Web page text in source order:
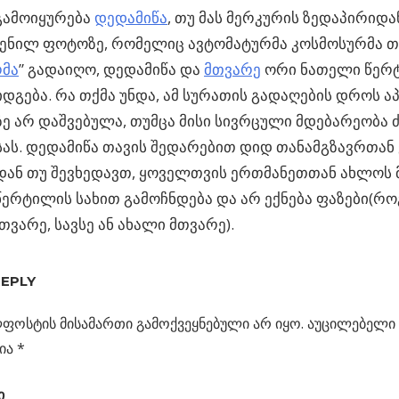
დედამიწა, თუ მას მერკურის
ფოტოზე, რომელიც ავტომატურმა კოსმოსურმა
” გადაიღო, დედამიწა და მთვარე ორი ნათელი
რა თქმა უნდა, ამ სურათის გადაღების დროს
არ დაშვებულა, თუმცა მისი სივრცული მდებარეობა
დედამიწა თავის შედარებით დიდ
თუ შევხედავთ, ყოველთვის ერთმანეთთან ახლოს
სახით გამოჩნდება და არ ექნება
სავსე ან ახალი მთვარე).
მისამართი გამოქვეყნებული არ იყო. აუცილებელი
*